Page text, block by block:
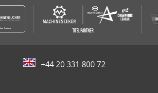
+44 20 331 800 72